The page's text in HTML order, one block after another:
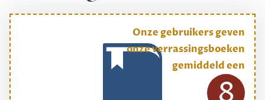
Onze gebruikers geven
onze verrassingsboeken
gemiddeld een
8